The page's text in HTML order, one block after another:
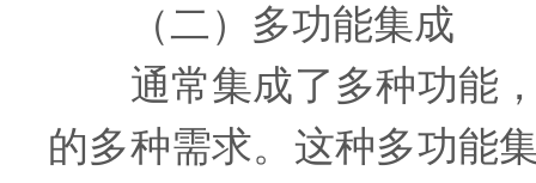
（二）多功能集成
通常集成了多种功能，
的多种需求。这种多功能